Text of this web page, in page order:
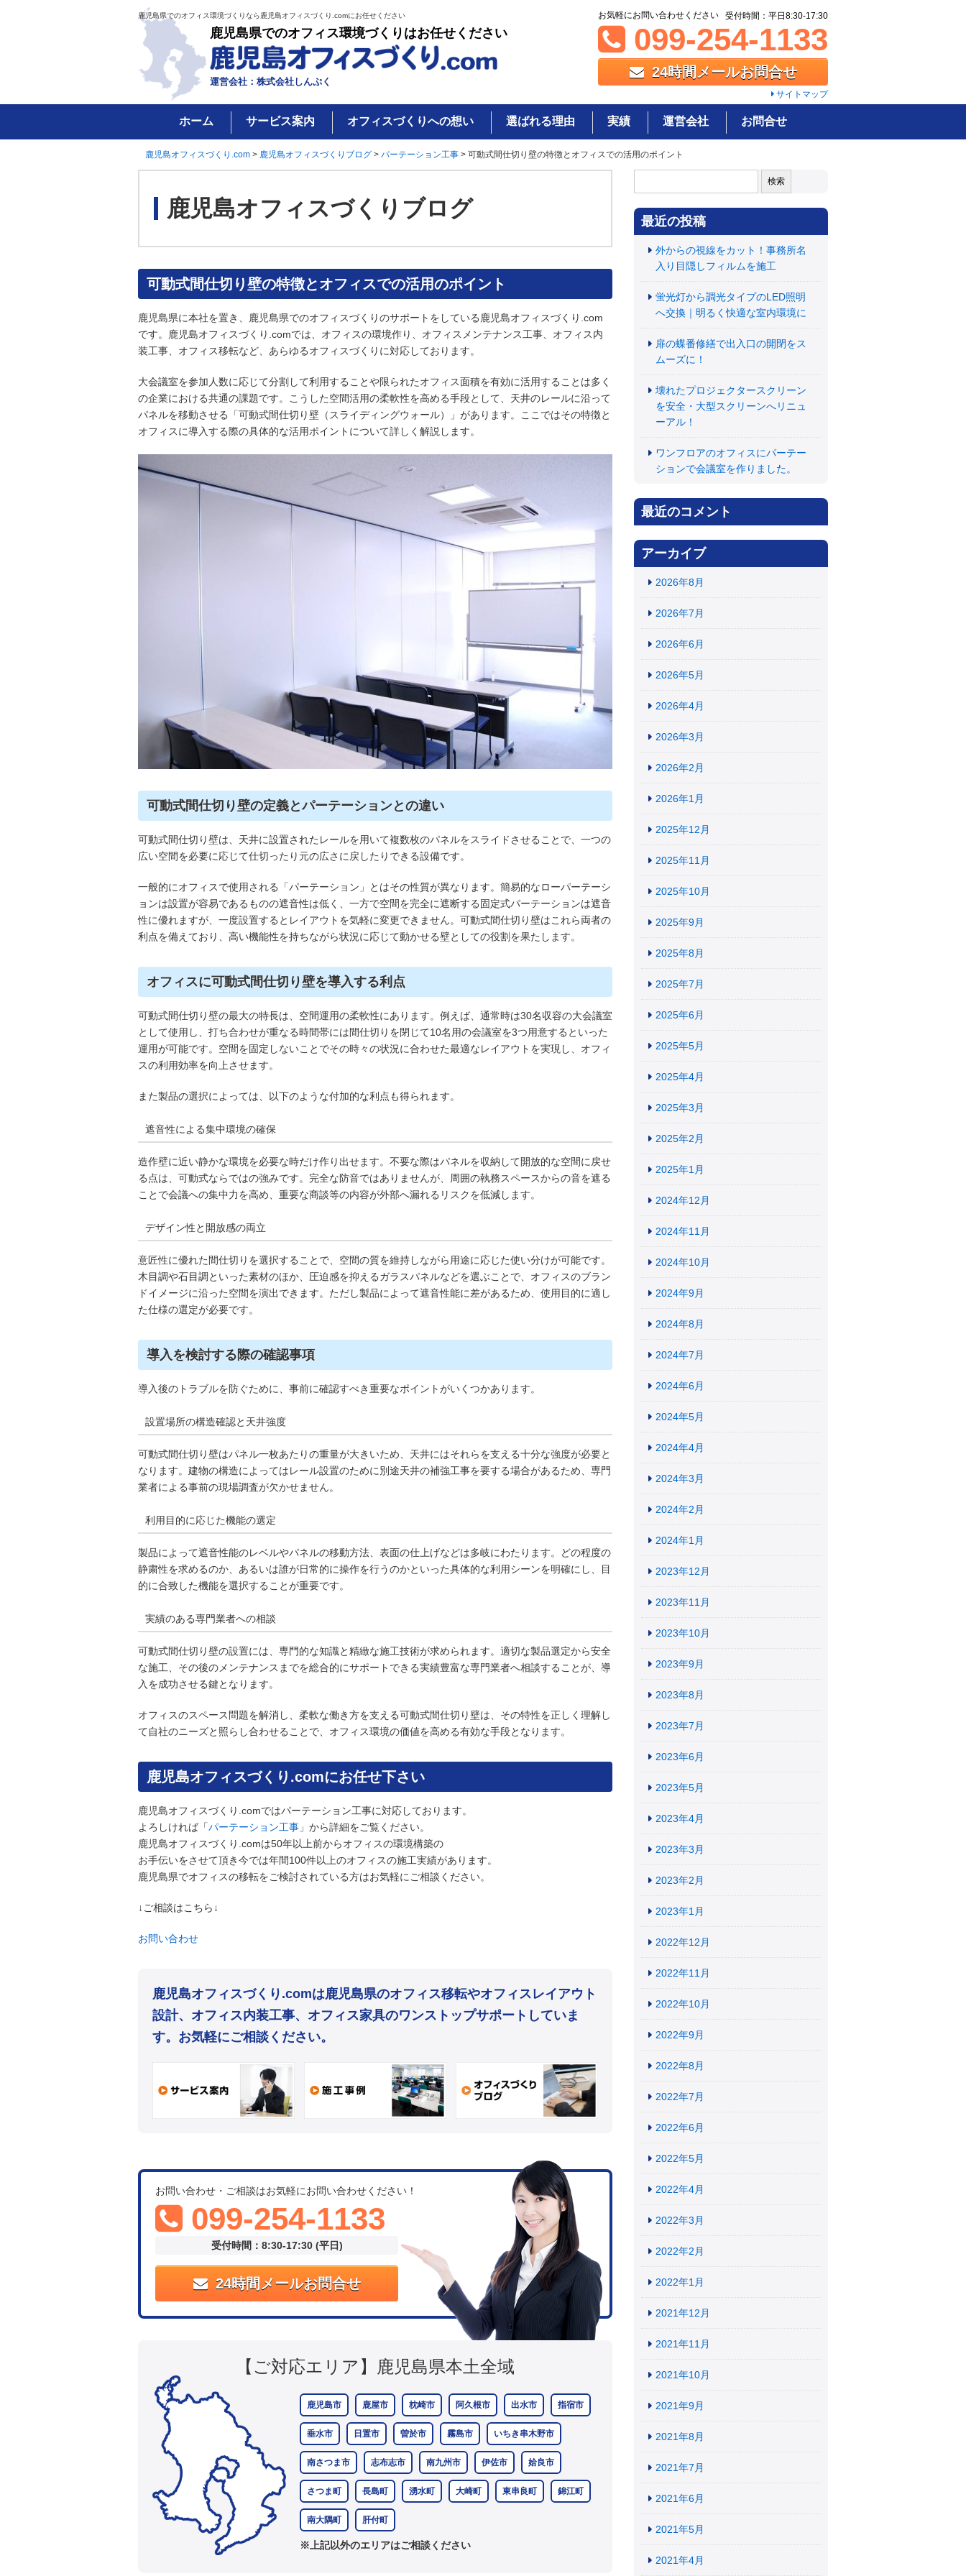
鹿児島県でのオフィス環境づくりなら鹿児島オフィスづくり.comにお任せください
鹿児島県でのオフィス環境づくりはお任せください
運営会社：株式会社しんぷく
お気軽にお問い合わせください
099-254-1133
受付時間：平日8:30-17:30
24時間メールお問合せ
サイトマップ
ホーム サービス案内 オフィスづくりへの想い 選ばれる理由 実績 運営会社 お問合せ
鹿児島オフィスづくり.com > 鹿児島オフィスづくりブログ > パーテーション工事 > 可動式間仕切り壁の特徴とオフィスでの活用のポイント
鹿児島オフィスづくりブログ
可動式間仕切り壁の特徴とオフィスでの活用のポイント
鹿児島県に本社を置き、鹿児島県でのオフィスづくりのサポートをしている鹿児島オフィスづくり.com
です。鹿児島オフィスづくり.comでは、オフィスの環境作り、オフィスメンテナンス工事、オフィス内
装工事、オフィス移転など、あらゆるオフィスづくりに対応しております。
大会議室を参加人数に応じて分割して利用することや限られたオフィス面積を有効に活用することは多く
の企業における共通の課題です。こうした空間活用の柔軟性を高める手段として、天井のレールに沿って
パネルを移動させる「可動式間仕切り壁（スライディングウォール）」があります。ここではその特徴と
オフィスに導入する際の具体的な活用ポイントについて詳しく解説します。
可動式間仕切り壁の定義とパーテーションとの違い
可動式間仕切り壁は、天井に設置されたレールを用いて複数枚のパネルをスライドさせることで、一つの
広い空間を必要に応じて仕切ったり元の広さに戻したりできる設備です。
一般的にオフィスで使用される「パーテーション」とはその性質が異なります。簡易的なローパーテーシ
ョンは設置が容易であるものの遮音性は低く、一方で空間を完全に遮断する固定式パーテーションは遮音
性に優れますが、一度設置するとレイアウトを気軽に変更できません。可動式間仕切り壁はこれら両者の
利点を備えており、高い機能性を持ちながら状況に応じて動かせる壁としての役割を果たします。
オフィスに可動式間仕切り壁を導入する利点
可動式間仕切り壁の最大の特長は、空間運用の柔軟性にあります。例えば、通常時は30名収容の大会議室
として使用し、打ち合わせが重なる時間帯には間仕切りを閉じて10名用の会議室を3つ用意するといった
運用が可能です。空間を固定しないことでその時々の状況に合わせた最適なレイアウトを実現し、オフィ
スの利用効率を向上させます。
また製品の選択によっては、以下のような付加的な利点も得られます。
遮音性による集中環境の確保
造作壁に近い静かな環境を必要な時だけ作り出せます。不要な際はパネルを収納して開放的な空間に戻せ
る点は、可動式ならではの強みです。完全な防音ではありませんが、周囲の執務スペースからの音を遮る
ことで会議への集中力を高め、重要な商談等の内容が外部へ漏れるリスクを低減します。
デザイン性と開放感の両立
意匠性に優れた間仕切りを選択することで、空間の質を維持しながら用途に応じた使い分けが可能です。
木目調や石目調といった素材のほか、圧迫感を抑えるガラスパネルなどを選ぶことで、オフィスのブラン
ドイメージに沿った空間を演出できます。ただし製品によって遮音性能に差があるため、使用目的に適し
た仕様の選定が必要です。
導入を検討する際の確認事項
導入後のトラブルを防ぐために、事前に確認すべき重要なポイントがいくつかあります。
設置場所の構造確認と天井強度
可動式間仕切り壁はパネル一枚あたりの重量が大きいため、天井にはそれらを支える十分な強度が必要と
なります。建物の構造によってはレール設置のために別途天井の補強工事を要する場合があるため、専門
業者による事前の現場調査が欠かせません。
利用目的に応じた機能の選定
製品によって遮音性能のレベルやパネルの移動方法、表面の仕上げなどは多岐にわたります。どの程度の
静粛性を求めるのか、あるいは誰が日常的に操作を行うのかといった具体的な利用シーンを明確にし、目
的に合致した機能を選択することが重要です。
実績のある専門業者への相談
可動式間仕切り壁の設置には、専門的な知識と精緻な施工技術が求められます。適切な製品選定から安全
な施工、その後のメンテナンスまでを総合的にサポートできる実績豊富な専門業者へ相談することが、導
入を成功させる鍵となります。
オフィスのスペース問題を解消し、柔軟な働き方を支える可動式間仕切り壁は、その特性を正しく理解し
て自社のニーズと照らし合わせることで、オフィス環境の価値を高める有効な手段となります。
鹿児島オフィスづくり.comにお任せ下さい
鹿児島オフィスづくり.comではパーテーション工事に対応しております。
よろしければ「パーテーション工事 」から詳細をご覧ください。
鹿児島オフィスづくり.comは50年以上前からオフィスの環境構築の
お手伝いをさせて頂き今では年間100件以上のオフィスの施工実績があります。
鹿児島県でオフィスの移転をご検討されている方はお気軽にご相談ください。
↓ご相談はこちら↓
お問い合わせ
鹿児島オフィスづくり.comは鹿児島県のオフィス移転やオフィスレイアウト
設計、オフィス内装工事、オフィス家具のワンストップサポートしていま
す。お気軽にご相談ください。
お問い合わせ・ご相談はお気軽にお問い合わせください！
099-254-1133
受付時間：8:30-17:30 (平日)
24時間メールお問合せ
【ご対応エリア】 鹿児島県本土全域
鹿児島市 鹿屋市 枕崎市 阿久根市 出水市 指宿市
垂水市 日置市 曽於市 霧島市 いちき串木野市
南さつま市 志布志市 南九州市 伊佐市 姶良市
さつま町 長島町 湧水町 大崎町 東串良町 錦江町
南大隅町 肝付町
※上記以外のエリアはご相談ください
索:
最近の投稿
外からの視線をカット！事務所名
入り目隠しフィルムを施工
蛍光灯から調光タイプのLED照明
へ交換｜明るく快適な室内環境に
扉の蝶番修繕で出入口の開閉をス
ムーズに！
壊れたプロジェクタースクリーン
を安全・大型スクリーンへリニュ
ーアル！
ワンフロアのオフィスにパーテー
ションで会議室を作りました。
最近のコメント
アーカイブ
2026年8月
2026年7月
2026年6月
2026年5月
2026年4月
2026年3月
2026年2月
2026年1月
2025年12月
2025年11月
2025年10月
2025年9月
2025年8月
2025年7月
2025年6月
2025年5月
2025年4月
2025年3月
2025年2月
2025年1月
2024年12月
2024年11月
2024年10月
2024年9月
2024年8月
2024年7月
2024年6月
2024年5月
2024年4月
2024年3月
2024年2月
2024年1月
2023年12月
2023年11月
2023年10月
2023年9月
2023年8月
2023年7月
2023年6月
2023年5月
2023年4月
2023年3月
2023年2月
2023年1月
2022年12月
2022年11月
2022年10月
2022年9月
2022年8月
2022年7月
2022年6月
2022年5月
2022年4月
2022年3月
2022年2月
2022年1月
2021年12月
2021年11月
2021年10月
2021年9月
2021年8月
2021年7月
2021年6月
2021年5月
2021年4月